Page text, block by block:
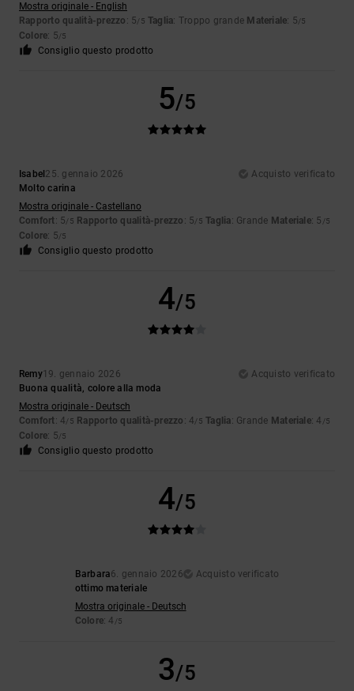
Mostra originale - English
Rapporto qualità-prezzo : 5/5 Taglia: Troppo grande Materiale: 5/5
Colore: 5/5
Consiglio questo prodotto
5/5
Isabel 25. gennaio 2026
Acquisto verificato
Molto carina
Mostra originale - Castellano
Comfort: 5/5 Rapporto qualità-prezzo : 5/5 Taglia: Grande Materiale: 5 /5
Colore: 5/5
Consiglio questo prodotto
4/5
Remy19. gennaio 2026
Acquisto verificato
Buona qualità, colore alla moda
Mostra originale - Deutsch
Comfort: 4/5 Rapporto qualità-prezzo : 4/5 Taglia: Grande Materiale: 4 /5
Colore: 5/5
Consiglio questo prodotto
4/5
Barbara6. gennaio 2026
Acquisto verificato
ottimo materiale
Mostra originale - Deutsch
Colore: 4 /5
3/5